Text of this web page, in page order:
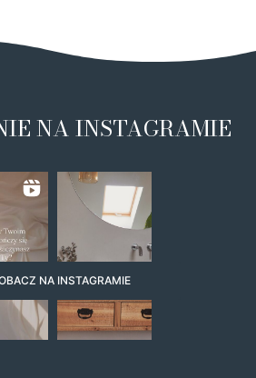
NA INSTAGRAMIE
NA INSTAGRAMIE